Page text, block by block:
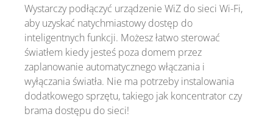
Wystarczy podłączyć urządzenie WiZ do sieci Wi-Fi,
aby uzyskać natychmiastowy dostęp do
inteligentnych funkcji. Możesz łatwo sterować
światłem kiedy jesteś poza domem przez
zaplanowanie automatycznego włączania i
wyłączania światła. Nie ma potrzeby instalowania
dodatkowego sprzętu, takiego jak koncentrator czy
brama dostępu do sieci!